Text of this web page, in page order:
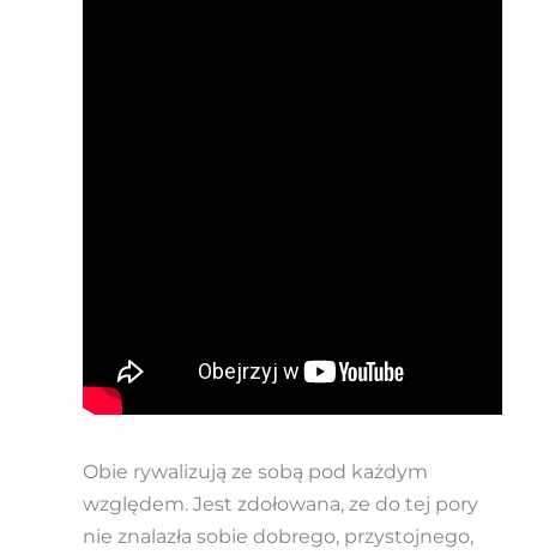
Obie rywalizują ze sobą pod każdym
względem. Jest zdołowana, ze do tej pory
nie znalazła sobie dobrego, przystojnego,